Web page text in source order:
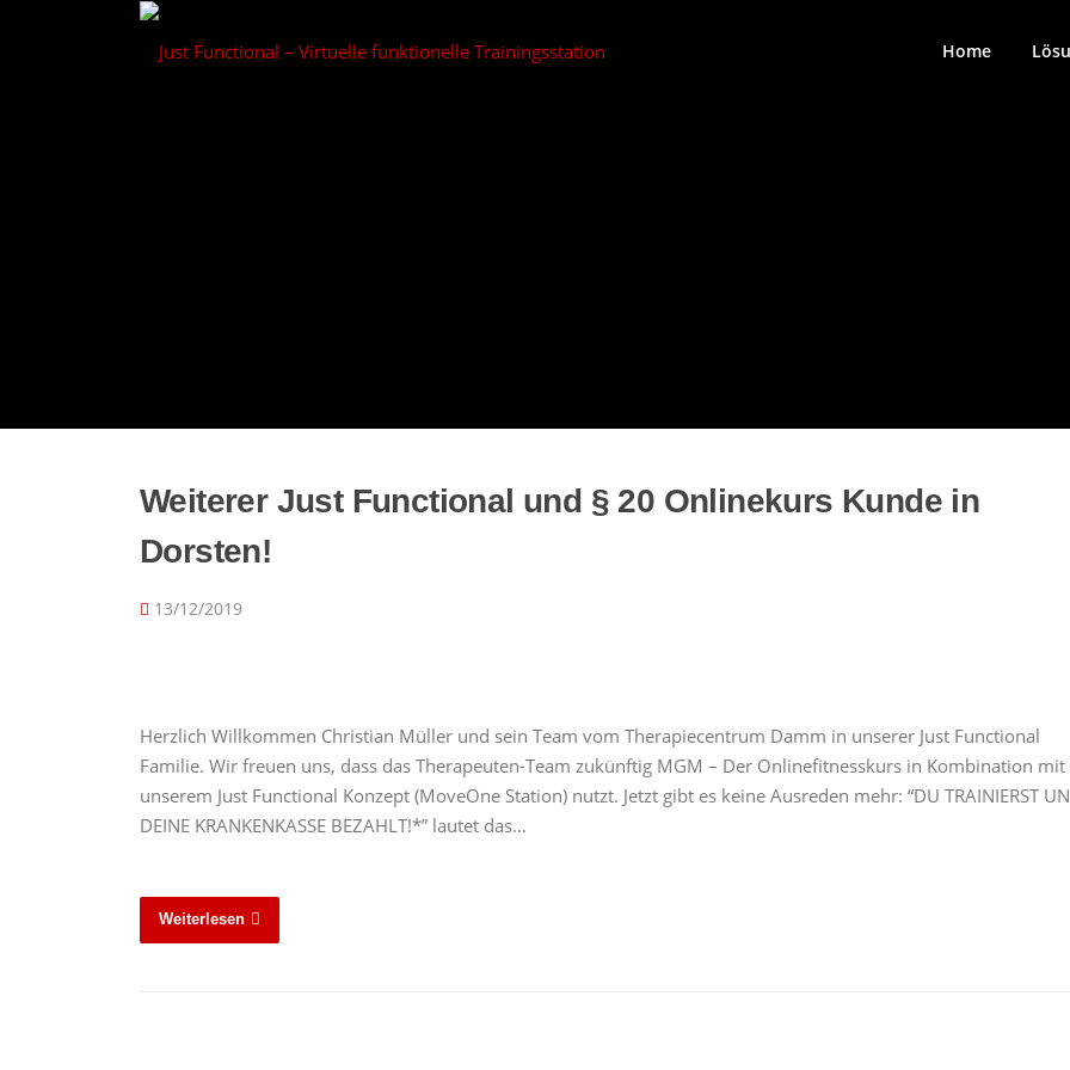
Home
Weiterer Just Functional und § 20 Onlinekurs Kunde in
Dorsten!
13/12/2019
Herzlich Willkommen Christian Müller und sein Team vom Therapiecentrum Damm in unserer Just Functional
Familie. Wir freuen uns, dass das Therapeuten-Team zukünftig MGM – Der Onlinefitnesskurs in Kombination mit
unserem Just Functional Konzept (MoveOne Station) nutzt. Jetzt gibt es keine Ausreden mehr: “DU TRAINIERST
DEINE KRANKENKASSE BEZAHLT!*” lautet das…
Weiterlesen